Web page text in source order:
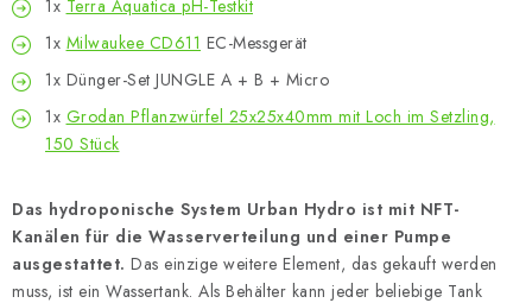
1x Terra Aquatica pH-Testkit
1x Milwaukee CD611 EC-Messgerät
1x Dünger-Set JUNGLE A + B + Micro
1x Grodan Pflanzwürfel 25x25x40mm mit Loch im Setzling,
150 Stück
Das hydroponische System Urban Hydro ist mit NFT-
Kanälen für die Wasserverteilung und einer Pumpe
ausgestattet. Das einzige weitere Element, das gekauft werden
muss, ist ein Wassertank. Als Behälter kann jeder beliebige Tank